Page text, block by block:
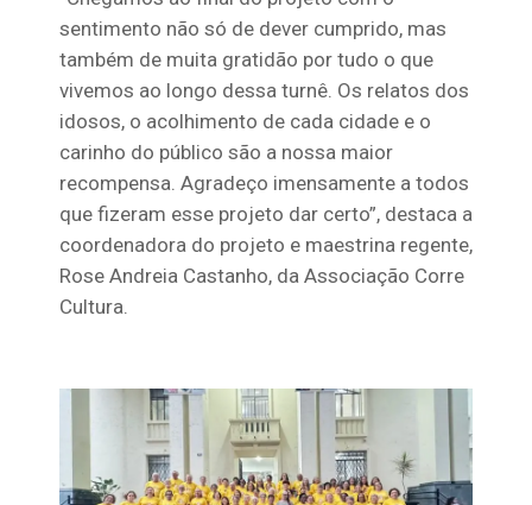
sentimento não só de dever cumprido, mas
também de muita gratidão por tudo o que
vivemos ao longo dessa turnê. Os relatos dos
idosos, o acolhimento de cada cidade e o
carinho do público são a nossa maior
recompensa. Agradeço imensamente a todos
que fizeram esse projeto dar certo”, destaca a
coordenadora do projeto e maestrina regente,
Rose Andreia Castanho, da Associação Corre
Cultura.